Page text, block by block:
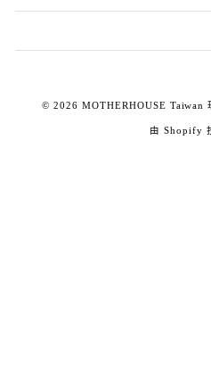
© 2026 MOTHERHOUSE Taiwan
由 Shopify